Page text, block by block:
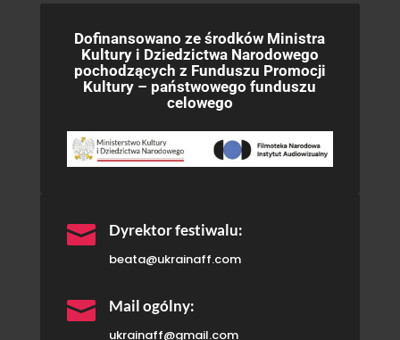
Dofinansowano ze środków Ministra
Kultury i Dziedzictwa Narodowego
pochodzących z Funduszu Promocji
Kultury – państwowego funduszu
celowego
 Dyrektor festiwalu:
beata@ukrainaff.com
 Mail ogólny:
ukrainaff@gmail.com